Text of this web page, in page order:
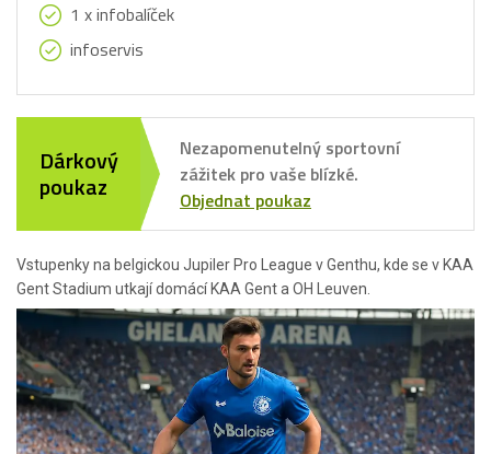
Vstupenky na belgickou Jupiler Pro League v Genthu, kde se v KAA
Gent Stadium utkají domácí KAA Gent a OH Leuven.
1 x infobalíček
infoservis
Dárkový
poukaz
Nezapomenutelný sportovní
zážitek pro vaše blízké.
Objednat poukaz